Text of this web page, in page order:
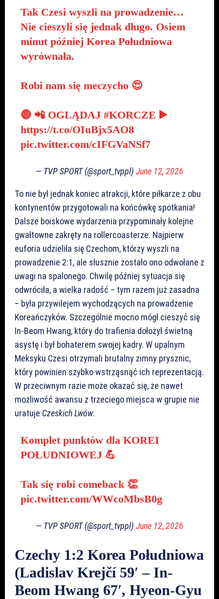
Tak Czesi wyszli na prowadzenie…
Nie cieszyli się jednak długo. Osiem
minut później Korea Południowa
wyrównała.
Robi nam się meczycho 😍
🔴 📲 OGLĄDAJ #KORCZE ▶️
https://t.co/OIuBjx5AO8
pic.twitter.com/cIFGVaNSf7
— TVP SPORT (@sport_tvppl) June 12, 2026
To nie był jednak koniec atrakcji, które piłkarze z obu
kontynentów przygotowali na końcówkę spotkania!
Dalsze boiskowe wydarzenia przypominały kolejne
gwałtowne zakręty na rollercoasterze. Najpierw
euforia udzieliła się Czechom, którzy wyszli na
prowadzenie 2:1, ale słusznie zostało ono odwołane z
uwagi na spalonego. Chwilę później sytuacja się
odwróciła, a wielka radość – tym razem już zasadna
– była przywilejem wychodzących na prowadzenie
Koreańczyków. Szczególnie mocno mógł cieszyć się
In-Beom Hwang, który do trafienia dołożył świetną
asystę i był bohaterem swojej kadry. W upalnym
Meksyku Czesi otrzymali brutalny zimny prysznic,
który powinien szybko wstrząsnąć ich reprezentacją.
W przeciwnym razie może okazać się, że nawet
możliwość awansu z trzeciego miejsca w grupie nie
uratuje Czeskich Lwów.
Komplet punktów dla KOREI
POŁUDNIOWEJ 💪
Tak się robi comeback 👏
pic.twitter.com/WWcoMbsB0g
— TVP SPORT (@sport_tvppl) June 12, 2026
Czechy 1:2 Korea Południowa
(Ladislav Krejčí 59′ – In-
Beom Hwang 67′, Hyeon-Gyu